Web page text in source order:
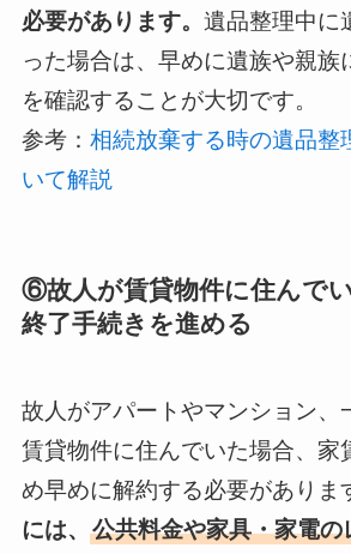
必要があります。 遺品整理中に
った場合は、早めに遺族や親族
を確認することが大切です。
参考： 相続放棄する時の遺品整
いて解説
⑥故人が賃貸物件に住んで
終了手続きを進める
故人がアパートやマンション、
賃貸物件に住んでいた場合、家
め早めに解約する必要がありま
には、 公共料金や家具・家電の